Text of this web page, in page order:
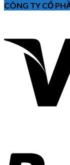
CÔNG TY CỔ